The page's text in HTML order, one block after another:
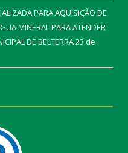
PARA AQUISIÇÃO DE
MINERAL PARA ATENDER
DE BELTERRA23 de